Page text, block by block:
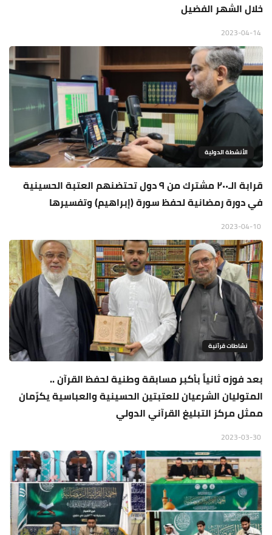
خلال الشهر الفضيل
الأنشطة الدولية
قرابة الـ٢٠٠ مشترك من ٩ دول تحتضنهم العتبة الحسينية
في دورة رمضانية لحفظ سورة (إبراهيم) وتفسيرها
نشاطات قرآنية
بعد فوزه ثانياً بأكبر مسابقة وطنية لحفظ القرآن ..
المتوليان الشرعيان للعتبتين الحسينية والعباسية يكرّمان
ممثل مركز التبليغ القرآني الدولي